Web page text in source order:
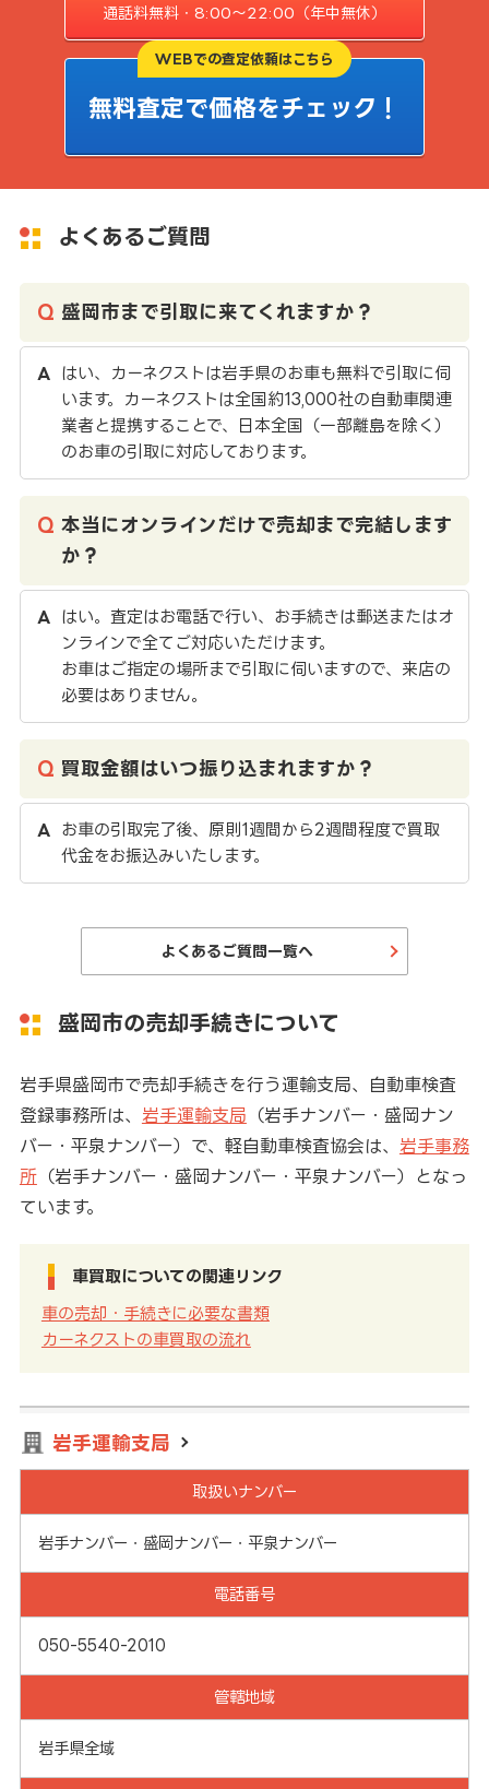
通話料無料・8:00〜22:00（年中無休）
WEBでの査定依頼はこちら
無料査定で価格をチェック！
よくあるご質問
盛岡市まで引取に来てくれますか？
はい、カーネクストは岩手県のお車も無料で引取に伺
います。カーネクストは全国約13,000社の自動車関連
業者と提携することで、日本全国（一部離島を除く）
のお車の引取に対応しております。
本当にオンラインだけで売却まで完結します
か？
はい。査定はお電話で行い、お手続きは郵送またはオ
ンラインで全てご対応いただけます。
お車はご指定の場所まで引取に伺いますので、来店の
必要はありません。
買取金額はいつ振り込まれますか？
お車の引取完了後、原則1週間から2週間程度で買取
代金をお振込みいたします。
よくあるご質問一覧へ
盛岡市の売却手続きについて
岩手県盛岡市で売却手続きを行う運輸支局、自動車検査
登録事務所は、 岩手運輸支局 （岩手ナンバー・盛岡ナン
バー・平泉ナンバー）で、軽自動車検査協会は、 岩手事務
所（岩手ナンバー・盛岡ナンバー・平泉ナンバー）となっ
ています。
車買取についての関連リンク
車の売却・手続きに必要な書類
カーネクストの車買取の流れ
岩手運輸支局
取扱いナンバー
岩手ナンバー・盛岡ナンバー・平泉ナンバー
電話番号
050-5540-2010
管轄地域
岩手県全域